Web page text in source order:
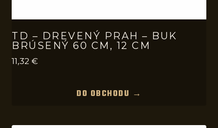
TD – DREVENÝ PRAH – BUK
BRÚSENÝ 60 CM, 12 CM
11,32 €
DO OBCHODU →